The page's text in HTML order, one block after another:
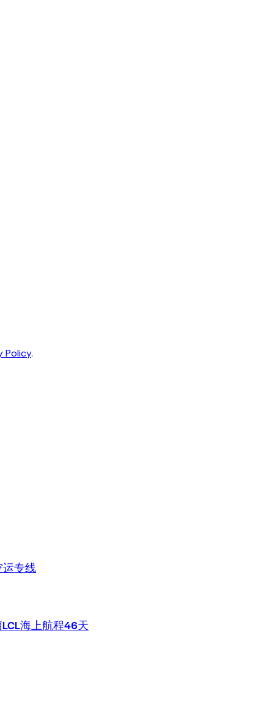
Policy.
运专线
海上航程46天